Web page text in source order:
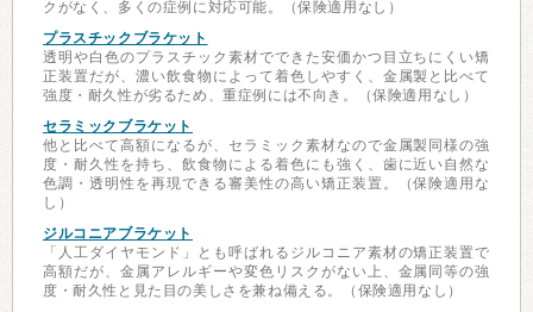
クがなく、多くの症例に対応可能。（保険適用なし）
プラスチックブラケット
透明や白色のプラスチック素材でできた安価かつ目立ちにくい矯
正装置だが、濃い飲食物によって着色しやすく、金属製と比べて
強度・耐久性が劣るため、重症例には不向き。（保険適用なし）
セラミックブラケット
他と比べて高額になるが、セラミック素材なので金属製同様の強
度・耐久性を持ち、飲食物による着色にも強く、歯に近い自然な
色調・透明性を再現できる審美性の高い矯正装置。（保険適用な
し）
ジルコニアブラケット
「人工ダイヤモンド」とも呼ばれるジルコニア素材の矯正装置で
高額だが、金属アレルギーや変色リスクがない上、金属同等の強
度・耐久性と見た目の美しさを兼ね備える。（保険適用なし）